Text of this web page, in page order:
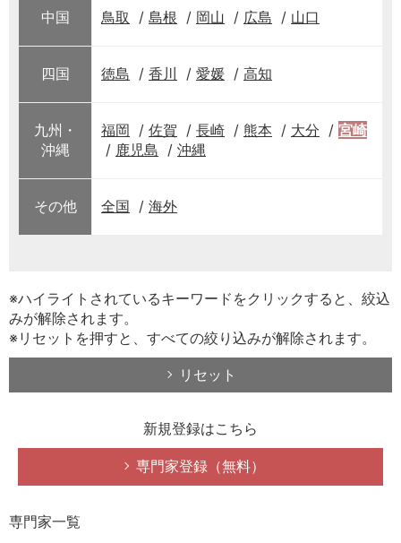
中国 鳥取 島根 岡山 広島 山口
四国 徳島 香川 愛媛 高知
九州・
沖縄
福岡 佐賀 長崎 熊本 大分
宮崎
鹿児島
沖縄
その他 全国 海外
※ハイライトされているキーワードをクリックすると、絞込
みが解除されます。
※リセットを押すと、すべての絞り込みが解除されます。
リセット
新規登録はこちら
専門家登録（無料）
専門家一覧